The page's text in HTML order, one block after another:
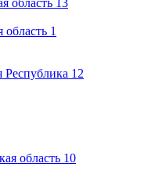
область 13
область 1
Республика 12
область 10